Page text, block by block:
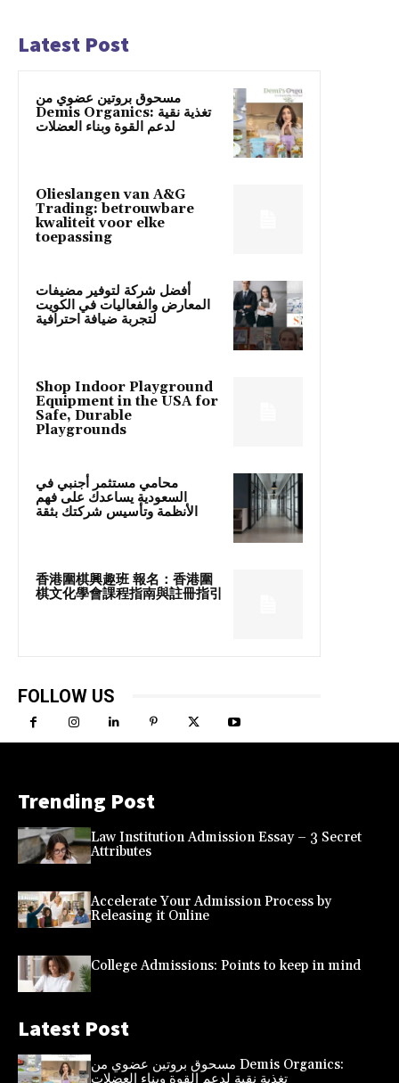
Latest Post
مسحوق بروتين عضوي من
Demis Organics: تغذية نقية
لدعم القوة وبناء العضلات
Olieslangen van A&G
Trading: betrouwbare
kwaliteit voor elke
toepassing
أفضل شركة لتوفير مضيفات
المعارض والفعاليات في الكويت
لتجربة ضيافة احترافية
Shop Indoor Playground
Equipment in the USA for
Safe, Durable
Playgrounds
محامي مستثمر أجنبي في
السعودية يساعدك على فهم
الأنظمة وتأسيس شركتك بثقة
香港圍棋興趣班 報名：香港圍
棋文化學會課程指南與註冊指引
FOLLOW US
Trending Post
Law Institution Admission Essay – 3 Secret
Attributes
Accelerate Your Admission Process by
Releasing it Online
College Admissions: Points to keep in mind
Latest Post
مسحوق بروتين عضوي من Demis Organics:
تغذية نقية لدعم القوة وبناء العضلات